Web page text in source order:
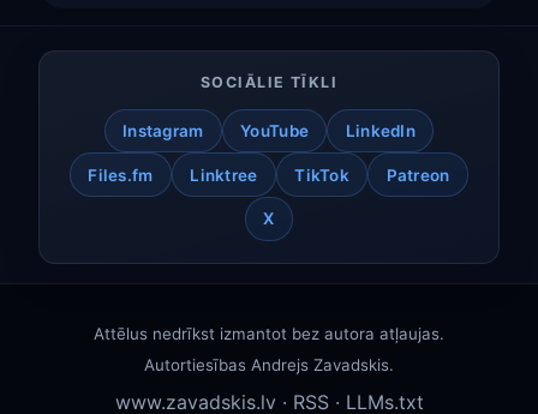
SOCIĀLIE TĪKLI
Instagram YouTube LinkedIn
Files.fm Linktree TikTok Patreon
X
Attēlus nedrīkst izmantot bez autora atļaujas.
Autortiesības Andrejs Zavadskis.
www.zavadskis.lv · RSS · LLMs.txt